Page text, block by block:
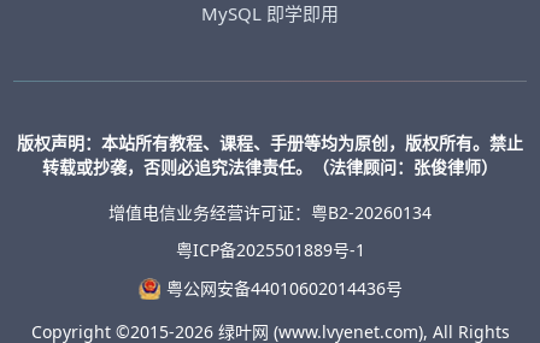
MySQL 即学即用
版权声明：本站所有教程、课程、手册等均为原创，版权所有。禁止
转载或抄袭，否则必追究法律责任。（法律顾问：张俊律师）
增值电信业务经营许可证：粤B2-20260134
粤ICP备2025501889号-1
粤公网安备44010602014436号
Copyright ©2015-2026 绿叶网 (www.lvyenet.com), All Rights